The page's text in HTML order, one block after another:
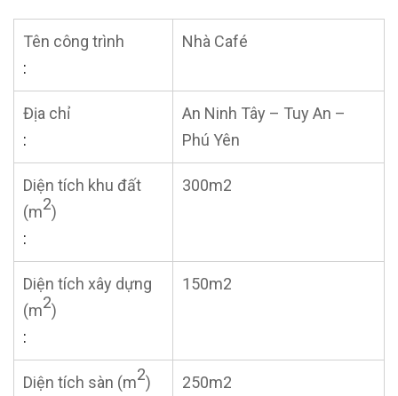
Tên công trình
:
Nhà Café
Địa chỉ
:
An Ninh Tây – Tuy An –
Phú Yên
Diện tích khu đất
(m2)
:
300m2
Diện tích xây dựng
(m2)
:
150m2
Diện tích sàn (m2)
250m2